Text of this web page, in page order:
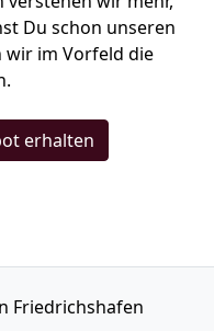
Du schon unseren
wir im Vorfeld die
erhalten
Friedrichshafen